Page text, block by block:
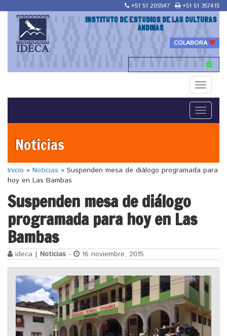
+51 51 205547 +51 51 357415
INSTITUTO DE ESTUDIOS DE LAS CULTURAS
ANDINAS
COLABORA
Toggle
Toggle
Noticias
Inicio » Noticias » Suspenden mesa de diálogo programada para
hoy en Las Bambas
Suspenden mesa de diálogo
programada para hoy en Las
Bambas
ideca | Noticias - 16 noviembre, 2015